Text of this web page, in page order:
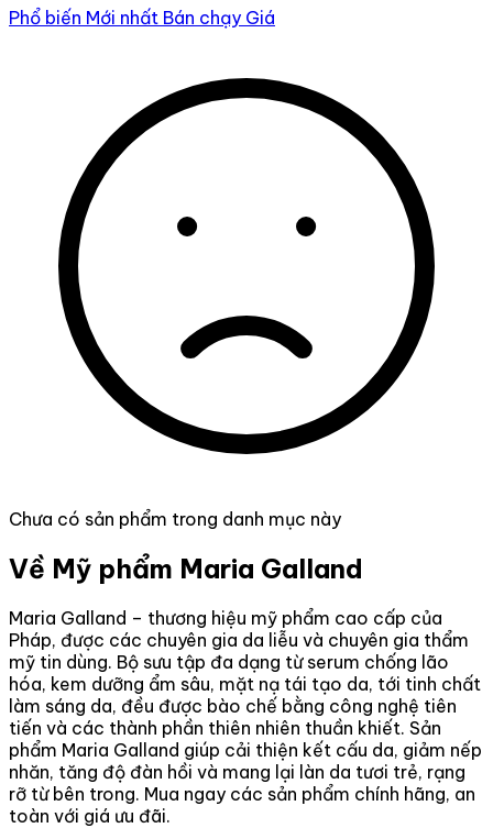
Phổ biến Mới nhất Bán chạy Giá
Chưa có sản phẩm trong danh mục này
Về Mỹ phẩm Maria Galland
Maria Galland – thương hiệu mỹ phẩm cao cấp của
Pháp, được các chuyên gia da liễu và chuyên gia thẩm
mỹ tin dùng. Bộ sưu tập đa dạng từ serum chống lão
hóa, kem dưỡng ẩm sâu, mặt nạ tái tạo da, tới tinh chất
làm sáng da, đều được bào chế bằng công nghệ tiên
tiến và các thành phần thiên nhiên thuần khiết. Sản
phẩm Maria Galland giúp cải thiện kết cấu da, giảm nếp
nhăn, tăng độ đàn hồi và mang lại làn da tươi trẻ, rạng
rỡ từ bên trong. Mua ngay các sản phẩm chính hãng, an
toàn với giá ưu đãi.